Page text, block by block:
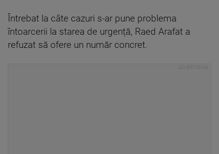
Întrebat la câte cazuri s-ar pune problema
întoarcerii la starea de urgență, Raed Arafat a
refuzat să ofere un număr concret.